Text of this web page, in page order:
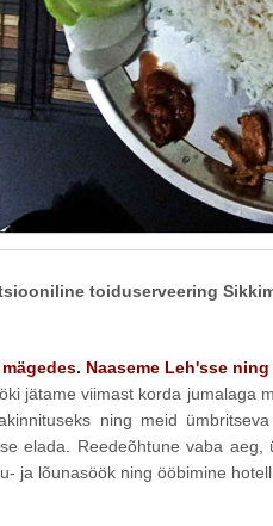
toiduserveering
Naaseme Leh'sse
jätame viimast korda
ning meid
elada. Reedeõhtune vaba
ja lõunasöök ning ööbimine